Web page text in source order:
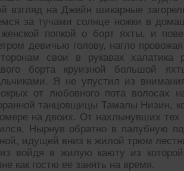
взгляд на Джейн шикарные
за тучами солнце ножки в
попкой о борт яхты, и
девичью голову, нагло
свои в рукавах халатика
борта круизной большой
Я не упустил из
от любовного пота волосах
танцовщицы Тамалы Низин,
на двоих. От нахлынувших
Нырнув обратно в палубную
идущей вниз в жилой трюм
войдя в жилую каюту из
как гостю ее занять на время.